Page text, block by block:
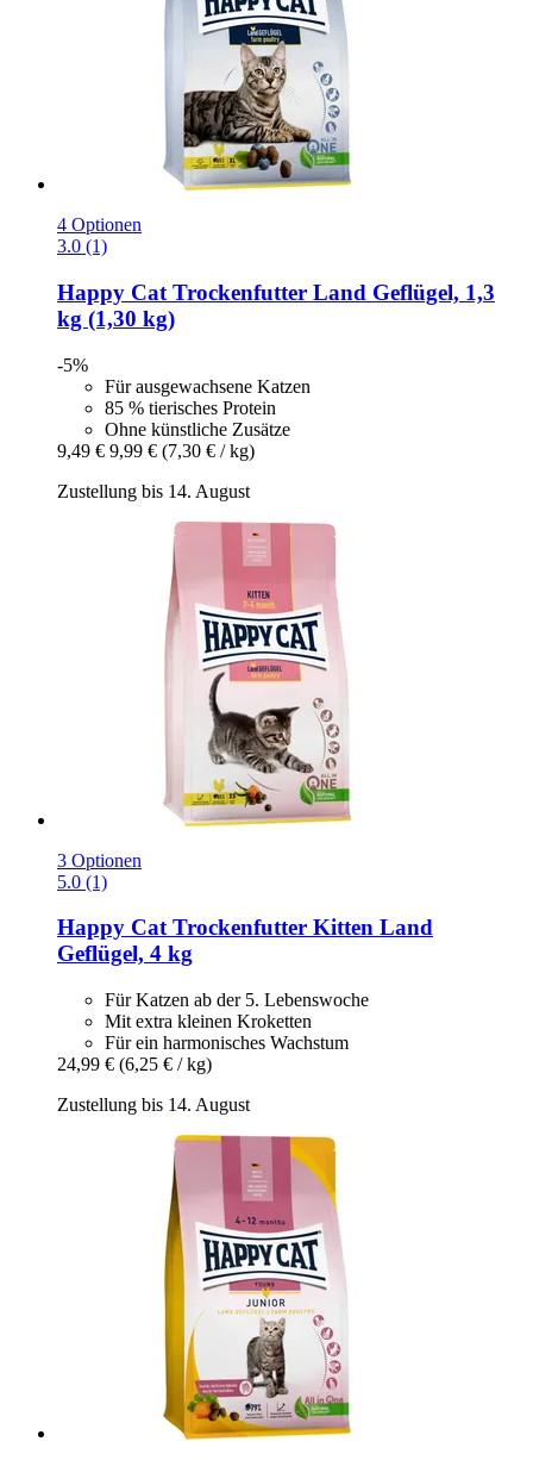
4 Optionen
3.0 (1)
Happy Cat Trockenfutter Land Geflügel, 1,3
kg (1,30 kg)
-5%
Für ausgewachsene Katzen
85 % tierisches Protein
Ohne künstliche Zusätze
9,49 € 9,99 € (7,30 € / kg)
Zustellung bis 14. August
3 Optionen
5.0 (1)
Happy CatTrockenfutter Kitten Land
Geflügel, 4 kg
Für Katzen ab der 5. Lebenswoche
Mit extra kleinen Kroketten
Für ein harmonisches Wachstum
24,99 € (6,25 € / kg)
Zustellung bis 14. August